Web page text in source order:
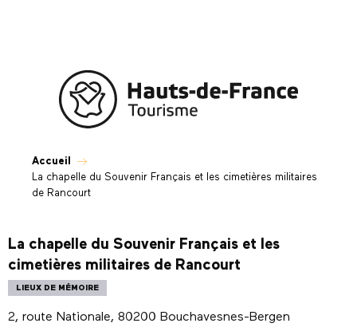
Accueil
La chapelle du Souvenir Français et les cimetières militaires
de Rancourt
La chapelle du Souvenir Français et les
cimetières militaires de Rancourt
LIEUX DE MÉMOIRE
2, route Nationale, 80200 Bouchavesnes-Bergen